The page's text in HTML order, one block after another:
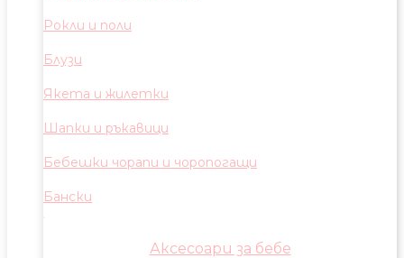
Рокли и поли
Блузи
Якета и жилетки
Шапки и ръкавици
Бебешки чорапи и чоропогащи
Бански
Аксесоари за бебе